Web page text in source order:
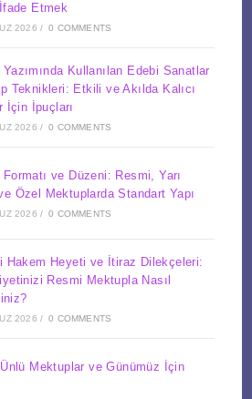
Etmek
2026 / 0 COMMENTS
Kullanılan Edebi Sanatlar
Teknikleri: Etkili ve Akılda Kalıcı
İçin İpuçları
2026 / 0 COMMENTS
Formatı ve Düzeni: Resmi, Yarı
Özel Mektuplarda Standart Yapı
2026 / 0 COMMENTS
Hakem Heyeti ve İtiraz Dilekçeleri:
Resmi Mektupla Nasıl
2026 / 0 COMMENTS
Mektuplar ve Günümüz İçin